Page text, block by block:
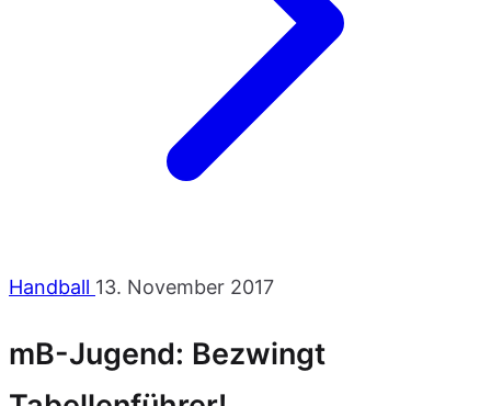
Handball 13. November 2017
mB-Jugend: Bezwingt